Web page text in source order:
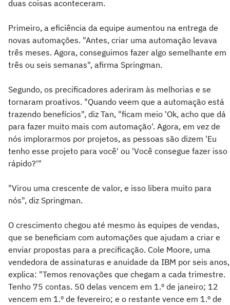
duas coisas aconteceram.
Primeiro, a eficiência da equipe aumentou na entrega de
novas automações. "Antes, criar uma automação levava
três meses. Agora, conseguimos fazer algo semelhante em
três ou seis semanas", afirma Springman.
Segundo, os precificadores aderiram às melhorias e se
tornaram proativos. "Quando veem que a automação está
trazendo benefícios", diz Tan, "ficam meio 'Ok, acho que dá
para fazer muito mais com automação'. Agora, em vez de
nós implorarmos por projetos, as pessoas são dizem 'Eu
tenho esse projeto para você' ou 'Você consegue fazer isso
rápido?'"
"Virou uma crescente de valor, e isso libera muito para
nós", diz Springman.
O crescimento chegou até mesmo às equipes de vendas,
que se beneficiam com automações que ajudam a criar e
enviar propostas para a precificação. Cole Moore, uma
vendedora de assinaturas e anuidade da IBM por seis anos,
explica: "Temos renovações que chegam a cada trimestre.
Tenho 75 contas. 50 delas vencem em 1.º de janeiro; 12
vencem em 1.º de fevereiro; e o restante vence em 1.º de